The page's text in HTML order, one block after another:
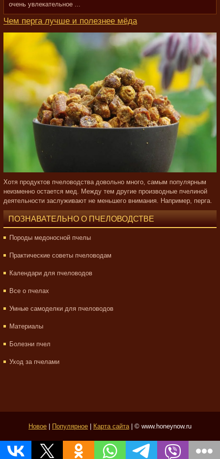
очень увлекательное ...
Чем перга лучше и полезнее мёда
Хотя продуктов пчеловодства довольно много, самым популярным
неизменно остается мед. Между тем другие производные пчелиной
деятельности заслуживают не меньшего внимания. Например, перга.
ПОЗНАВАТЕЛЬНО О ПЧЕЛОВОДСТВЕ
Породы медоносной пчелы
Практические советы пчеловодам
Календари для пчеловодов
Все о пчелах
Умные самоделки для пчеловодов
Материалы
Болезни пчел
Уход за пчелами
Новое Популярное Карта сайта| © www.honeynow.ru